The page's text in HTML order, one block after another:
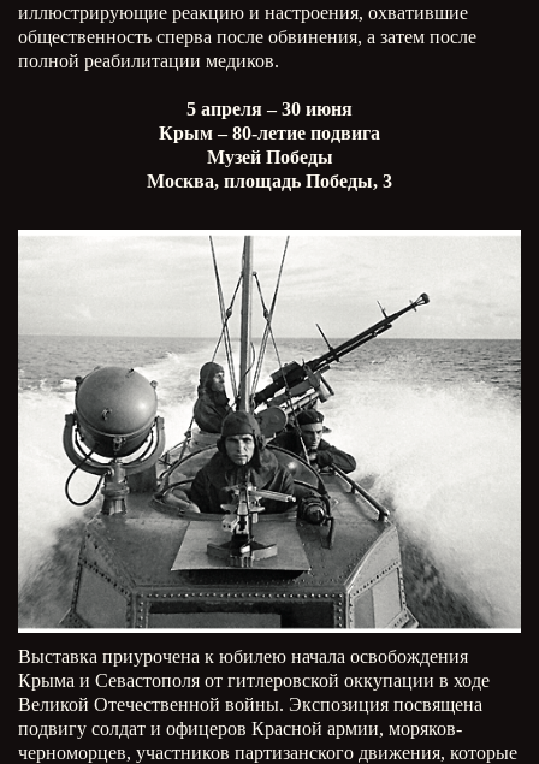
иллюстрирующие реакцию и настроения, охватившие
общественность сперва после обвинения, а затем после
полной реабилитации медиков.
5 апреля – 30 июня
Крым – 80-летие подвига
Музей Победы
Москва, площадь Победы, 3
Выставка приурочена к юбилею начала освобождения
Крыма и Севастополя от гитлеровской оккупации в ходе
Великой Отечественной войны. Экспозиция посвящена
подвигу солдат и офицеров Красной армии, моряков-
черноморцев, участников партизанского движения, которые